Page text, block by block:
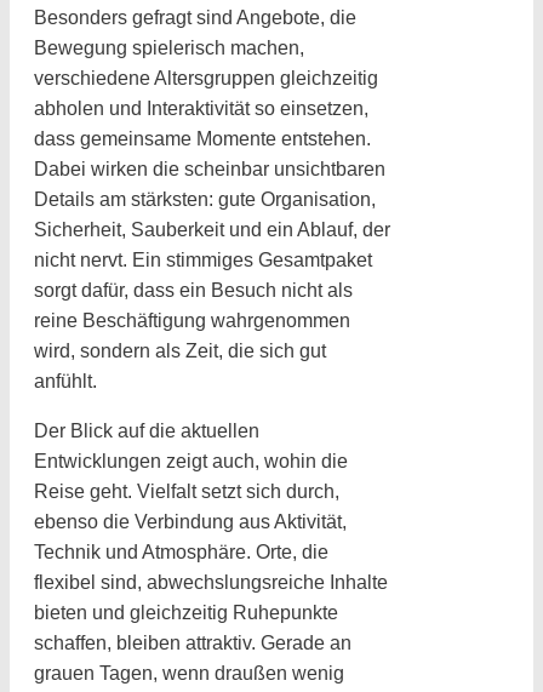
Besonders gefragt sind Angebote, die
Bewegung spielerisch machen,
verschiedene Altersgruppen gleichzeitig
abholen und Interaktivität so einsetzen,
dass gemeinsame Momente entstehen.
Dabei wirken die scheinbar unsichtbaren
Details am stärksten: gute Organisation,
Sicherheit, Sauberkeit und ein Ablauf, der
nicht nervt. Ein stimmiges Gesamtpaket
sorgt dafür, dass ein Besuch nicht als
reine Beschäftigung wahrgenommen
wird, sondern als Zeit, die sich gut
anfühlt.
Der Blick auf die aktuellen
Entwicklungen zeigt auch, wohin die
Reise geht. Vielfalt setzt sich durch,
ebenso die Verbindung aus Aktivität,
Technik und Atmosphäre. Orte, die
flexibel sind, abwechslungsreiche Inhalte
bieten und gleichzeitig Ruhepunkte
schaffen, bleiben attraktiv. Gerade an
grauen Tagen, wenn draußen wenig